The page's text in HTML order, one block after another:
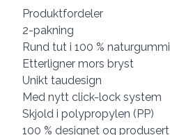
Produktfordeler
2-pakning
Rund tut i 100 %
Etterligner mors bryst
Unikt taudesign
Med nytt click-lock system
Skjold i polypropylen (PP)
100 % designet og